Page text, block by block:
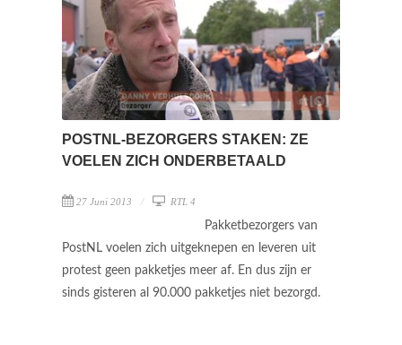
POSTNL-BEZORGERS STAKEN: ZE
VOELEN ZICH ONDERBETAALD
27 Juni 2013 RTL 4
Pakketbezorgers van
PostNL voelen zich uitgeknepen en leveren uit
protest geen pakketjes meer af. En dus zijn er
sinds gisteren al 90.000 pakketjes niet bezorgd.